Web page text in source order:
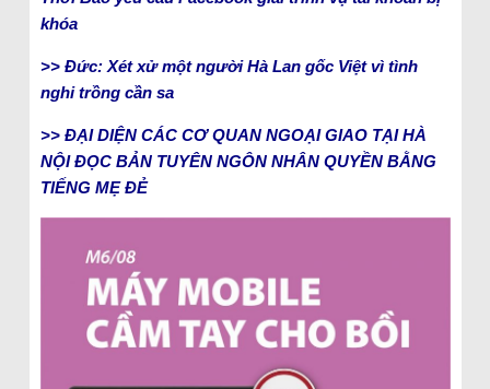
khóa
>> Đức: Xét xử một người Hà Lan gốc Việt vì tình
nghi trồng cần sa
>> ĐẠI DIỆN CÁC CƠ QUAN NGOẠI GIAO TẠI HÀ
NỘI ĐỌC BẢN TUYÊN NGÔN NHÂN QUYỀN BẰNG
TIẾNG MẸ ĐẺ